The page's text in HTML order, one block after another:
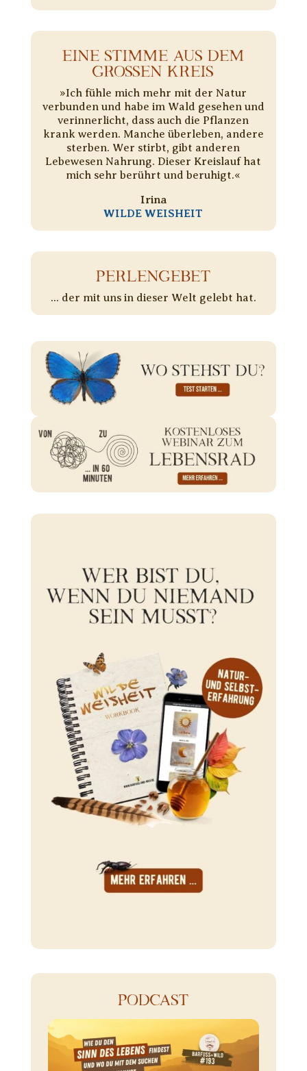
EINE STIMME AUS DEM
GROSSEN KREIS
»Ich fühle mich mehr mit der Natur
verbunden und habe im Wald gesehen und
verinnerlicht, dass auch die Pflanzen
krank werden. Manche überleben, andere
sterben. Wer stirbt, gibt anderen
Lebewesen Nahrung. Dieser Kreislauf hat
mich sehr berührt und beruhigt.«
Irina
WILDE WEISHEIT
PERLENGEBET
... der mit uns in dieser Welt gelebt hat.
PODCAST